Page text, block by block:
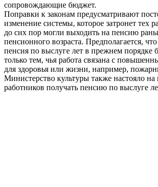
сопровождающие бюджет.
Поправки к законам предусматривают
изменение системы, которое затронет тех
до сих пор могли выходить на пенсию
пенсионного возраста. Предполагается,
пенсия по выслуге лет в прежнем порядке
только тем, чья работа связана с
для здоровья или жизни, например,
Министерство культуры также настояло на
работников получать пенсию по выслуге